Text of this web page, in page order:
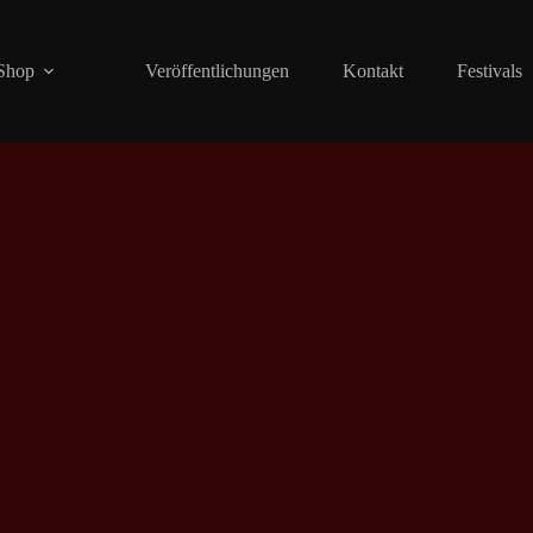
Veröffentlichungen Kontakt Festivals